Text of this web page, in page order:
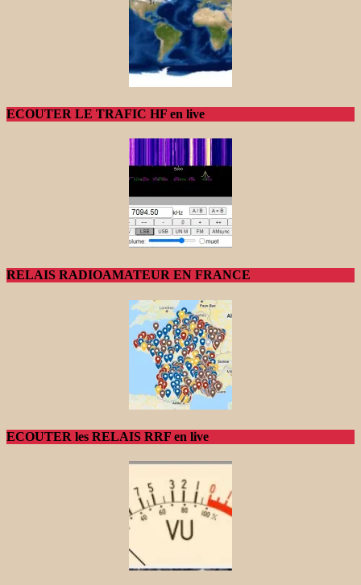
ECOUTER LE TRAFIC HF en live
RELAIS RADIOAMATEUR EN FRANCE
ECOUTER les RELAIS RRF en live